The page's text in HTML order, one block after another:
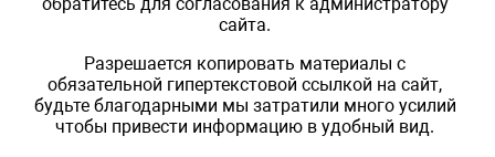
сайта.
Разрешается копировать материалы с
обязательной гипертекстовой ссылкой на сайт,
будьте благодарными мы затратили много усилий
чтобы привести информацию в удобный вид.